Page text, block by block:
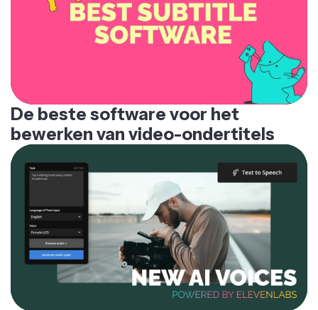
De beste software voor het
bewerken van video-ondertitels